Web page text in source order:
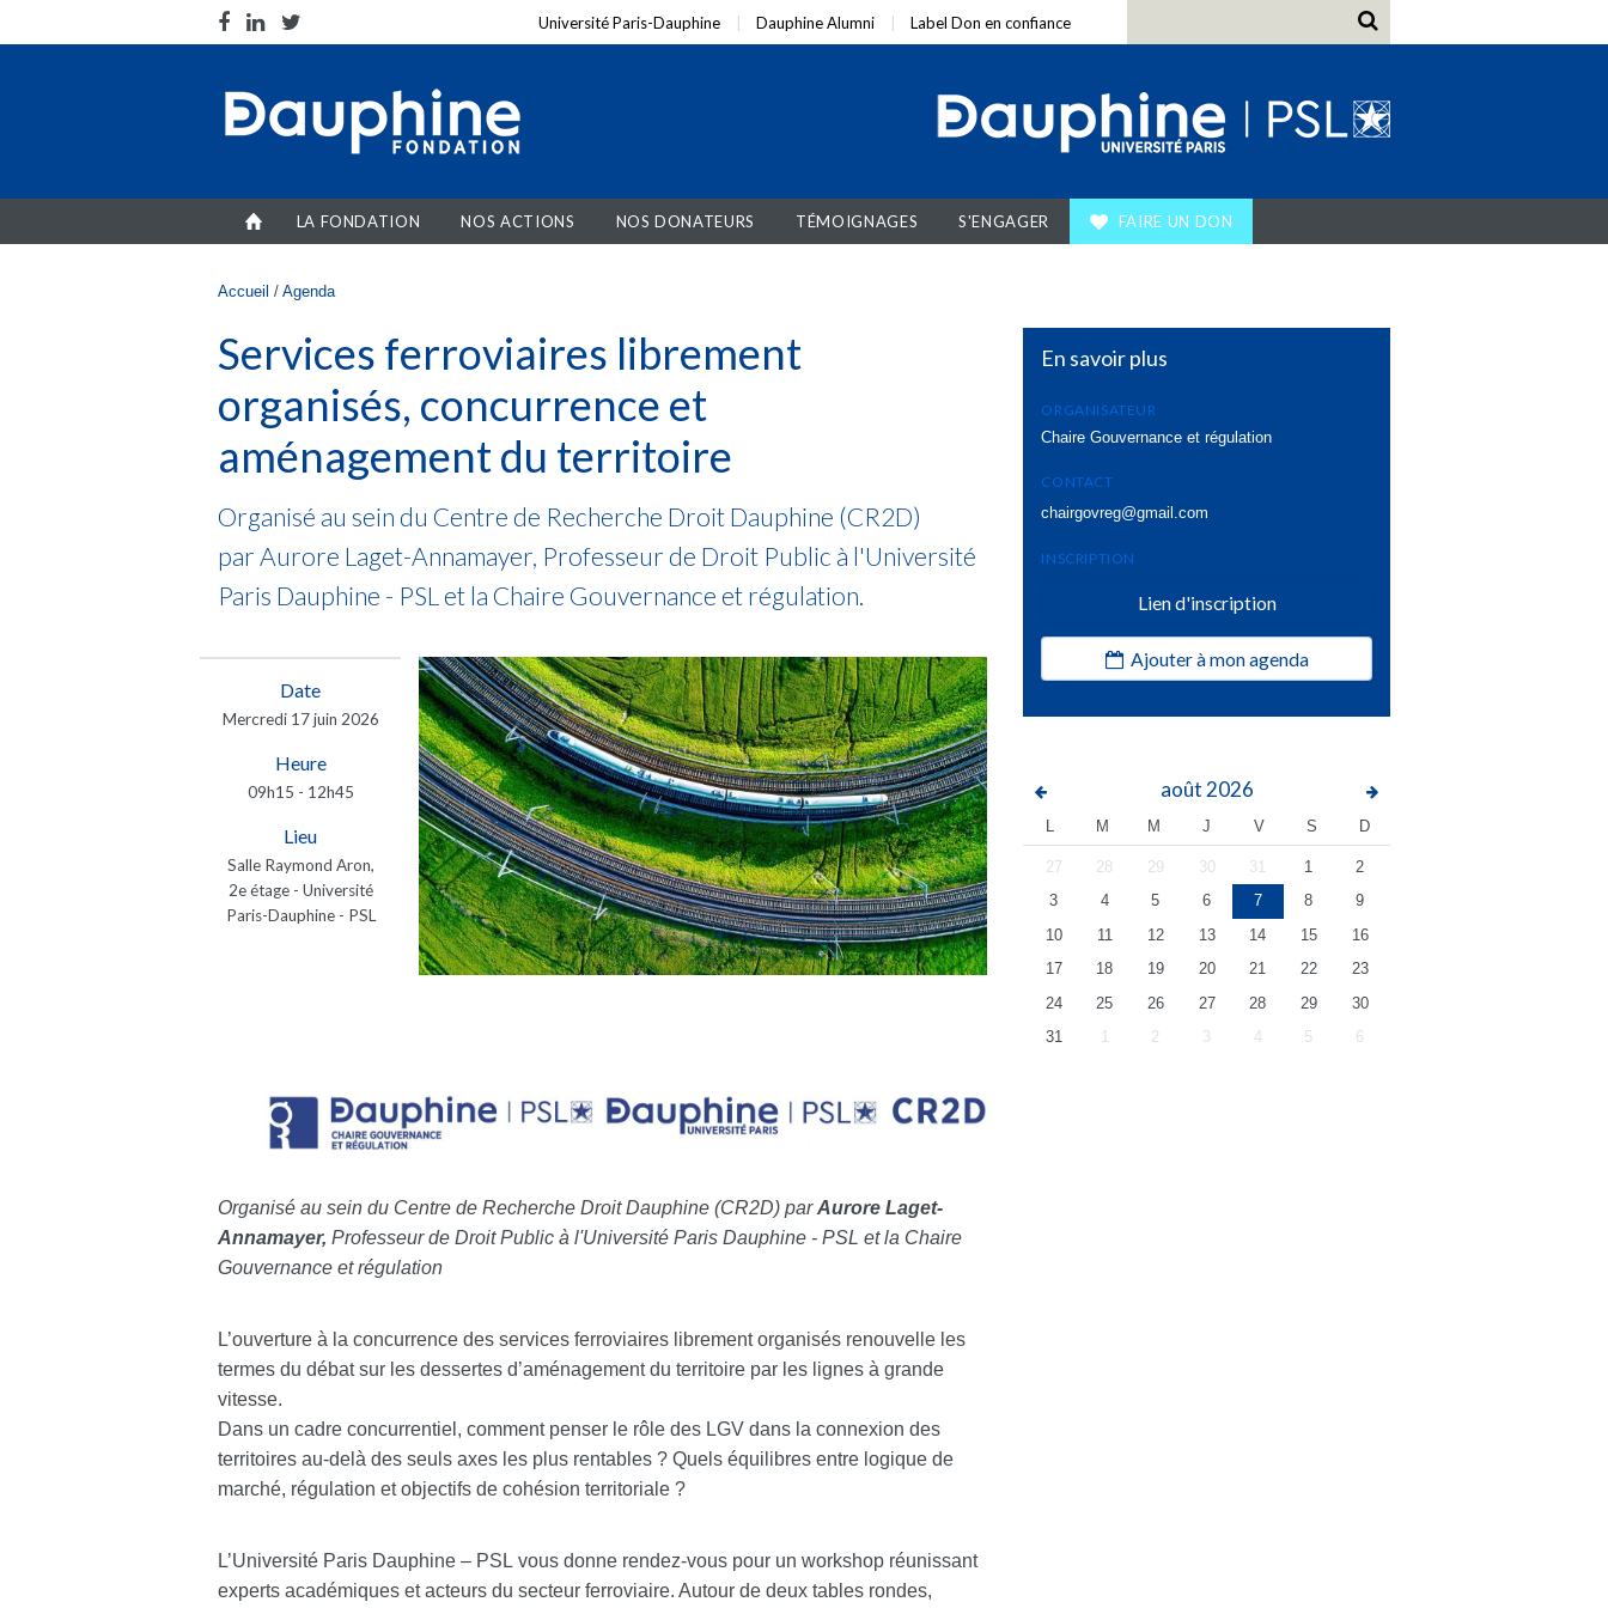
Université Paris-Dauphine Dauphine Alumni Label Don en confiance
LA FONDATION NOS ACTIONS NOS DONATEURS TÉMOIGNAGES S'ENGAGER FAIRE UN DON
Vous êtes ici
Accueil / Agenda
Services ferroviaires librement
organisés, concurrence et
aménagement du territoire
Organisé au sein du Centre de Recherche Droit Dauphine (CR2D)
par Aurore Laget-Annamayer, Professeur de Droit Public à l'Université
Paris Dauphine - PSL et la Chaire Gouvernance et régulation.
Date
Mercredi 17 juin 2026
Heure
09h15 - 12h45
Lieu
Salle Raymond Aron,
2e étage - Université
Paris-Dauphine - PSL
Organisé au sein du Centre de Recherche Droit Dauphine (CR2D) parAurore Laget-
Annamayer, Professeur de Droit Public à l'Université Paris Dauphine - PSL et la Chaire
Gouvernance et régulation
L’ouverture à la concurrence des services ferroviaires librement organisés renouvelle les
termes du débat sur les dessertes d’aménagement du territoire par les lignes à grande
vitesse.
Dans un cadre concurrentiel, comment penser le rôle des LGV dans la connexion des
territoires au‑delà des seuls axes les plus rentables ? Quels équilibres entre logique de
marché, régulation et objectifs de cohésion territoriale ?
L’Université Paris Dauphine – PSL vous donne rendez‑vous pour un workshop réunissant
experts académiques et acteurs du secteur ferroviaire. Autour de deux tables rondes,
En savoir plus
ORGANISATEUR
Chaire Gouvernance et régulation
CONTACT
chairgovreg@gmail.com
INSCRIPTION
Lien d'inscription
Ajouter à mon agenda
août 2026
L M M J V S D
27 28 29 30 31 1
2
3
4 5 6 7 8
9
10
11 12 13 14 15
16
17
18 19 20 21 22
23
24
25 26 27 28 29
30
31
1 2 3 4 5 6